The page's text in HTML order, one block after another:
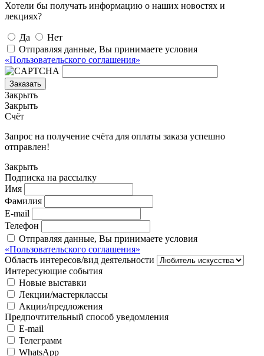
Хотели бы получать информацию о наших новостях и
лекциях?
Да
Нет
Отправляя данные, Вы принимаете условия
«Пользовательского соглашения»
Заказать
Закрыть
Закрыть
Счёт
Запрос на получение счёта для оплаты заказа успешно
отправлен!
Закрыть
Подписка на рассылку
Имя
Фамилия
E-mail
Телефон
Отправляя данные, Вы принимаете условия
«Пользовательского соглашения»
Область интересов/вид деятельности
Интересующие события
Новые выставки
Лекции/мастерклассы
Акции/предложения
Предпочтительный способ уведомления
E-mail
Телеграмм
WhatsApp